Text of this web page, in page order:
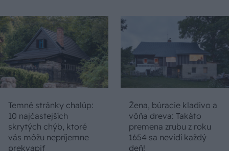
Temné stránky chalúp:
10 najčastejších
skrytých chýb, ktoré
vás môžu nepríjemne
prekvapiť
Žena, búracie kladivo a
vôňa dreva: Takáto
premena zrubu z roku
1654 sa nevidí každý
deň!